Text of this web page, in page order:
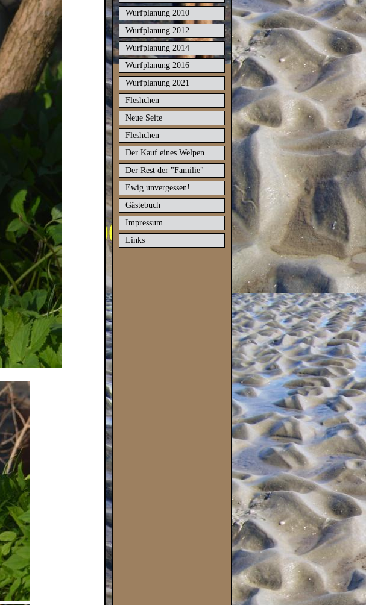
Wurfplanung 2010
Wurfplanung 2012
Wurfplanung 2014
Wurfplanung 2016
Wurfplanung 2021
Fleshchen
Neue Seite
Fleshchen
Der Kauf eines Welpen
Der Rest der "Familie"
Ewig unvergessen!
Gästebuch
Impressum
Links